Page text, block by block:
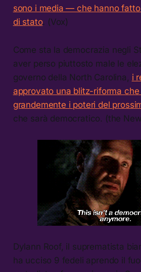
sono i media — che hanno
di stato. (Vox)
Come sta la democrazia negli
aver perso piuttosto male le
governo della North Carolina, i
approvato una blitz-riforma che
grandemente i poteri del
che sarà democratico. (the
Dylann Roof, il suprematista
ha ucciso 9 fedeli aprendo il